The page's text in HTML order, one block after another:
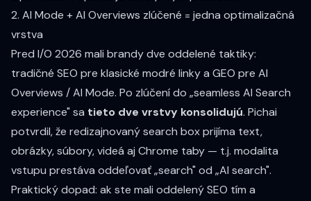
2. AI Mode + AI Overviews zlúčené = jedna optimalizačná
vrstva
Pred I/O 2026 mali brandy dve oddelené taktiky:
tradičné SEO pre klasické modré linky a GEO pre AI
Overviews / AI Mode. Po zlúčení do „seamless AI Search
experience" sa tieto dve vrstvy konsolidujú. Pichai
potvrdil, že redizajnovaný search box prijíma text,
obrázky, súbory, videá aj Chrome taby — t.j. modalita
vstupu prestáva oddeľovať „search" od „AI search".
Praktický dopad: ak ste mali oddelený SEO tím a